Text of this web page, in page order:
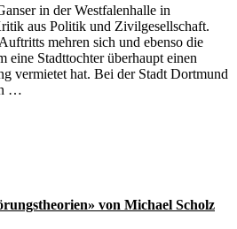
in der Westfalenhalle in
aus Politik und Zivilgesellschaft.
mehren sich und ebenso die
eine Stadttochter überhaupt einen
vermietet hat. Bei der Stadt Dortmund
…
von Michael Scholz